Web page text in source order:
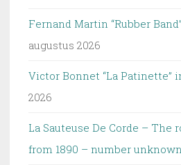
Fernand Martin “Rubber
augustus 2026
Victor Bonnet “La Patinette”
2026
La Sauteuse De Corde – The
from 1890 – number unknown